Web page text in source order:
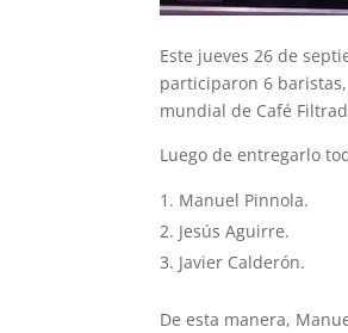
Este jueves 26 de
participaron 6
mundial de Café
Luego de entregarlo
Manuel Pinnola.
Jesús Aguirre.
Javier Calderón.
De esta manera,